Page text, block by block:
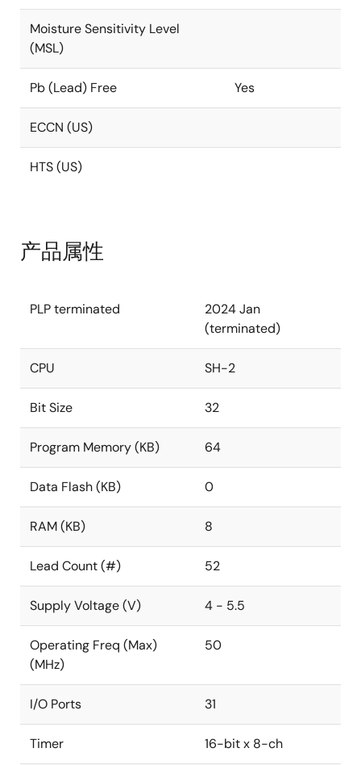
Moisture Sensitivity Level
(MSL)
Pb (Lead) Free Yes
ECCN (US)
HTS (US)
产品属性
PLP terminated
2024 Jan
(terminated)
CPU SH-2
Bit Size 32
Program Memory (KB) 64
Data Flash (KB) 0
RAM (KB) 8
Lead Count (#) 52
Supply Voltage (V) 4 - 5.5
Operating Freq (Max)
(MHz)
50
I/O Ports 31
Timer 16-bit x 8-ch